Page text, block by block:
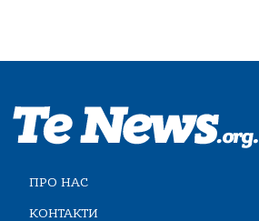
ПРО НАС
КОНТАКТИ